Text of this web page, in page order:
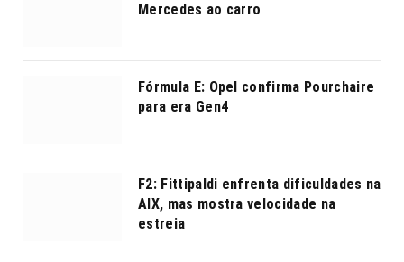
Mercedes ao carro
Fórmula E: Opel confirma Pourchaire
para era Gen4
F2: Fittipaldi enfrenta dificuldades na
AIX, mas mostra velocidade na
estreia